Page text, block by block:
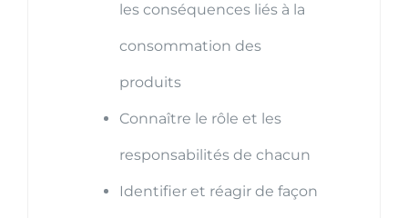
les conséquences liés à la
consommation des
produits
Connaître le rôle et les
responsabilités de chacun
Identifier et réagir de façon